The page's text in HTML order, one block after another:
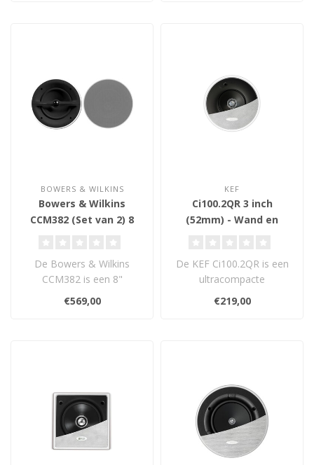
BOWERS & WILKINS
Bowers & Wilkins
CCM382 (Set van 2) 8
De Bowers & Wilkins
CCM382 is een 8"
tweeweg
plafondluidspreker met
€569,00
KEF
Ci100.2QR 3 inch
(52mm) - Wand en
De KEF Ci100.2QR is een
ultracompacte
plafondluidspreker uit de
Soundlight-serie..
€219,00